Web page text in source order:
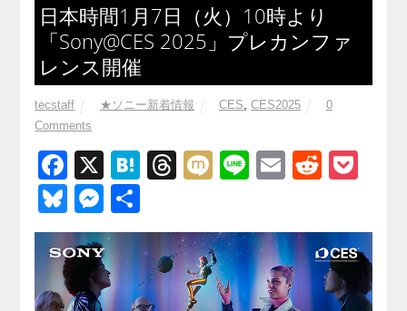
日本時間1月7日（火）10時より
「Sony@CES 2025」プレカンファ
レンス開催
tecstaff ★ソニー新着情報 CES,CES2025
0
Comments
F
a
c
e
b
X
H
e
n
a
T
e
a
d
M
Li
e
E
ail
R
d
di
t
ck
et
Bl
u
e
sk
M
e
ss
e
有